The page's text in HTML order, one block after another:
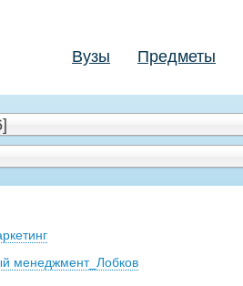
Вузы Предметы
менеджмент_Лобков